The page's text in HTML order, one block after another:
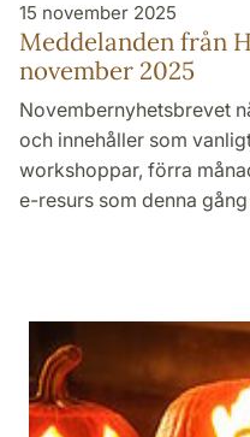
15 november 2025
Meddelanden från
november 2025
Novembernyhetsbrevet
och innehåller som
workshoppar, förra
e-resurs som denna